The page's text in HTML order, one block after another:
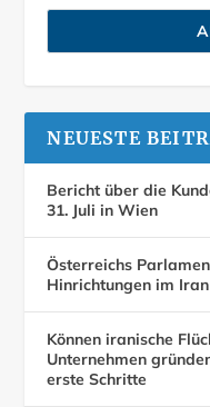
NEUESTE
Bericht über die
31. Juli in Wien
Österreichs
Hinrichtungen im Iran
Können iranische
Unternehmen
erste Schritte